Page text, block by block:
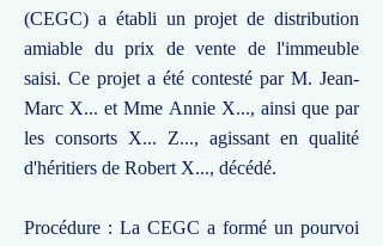
(CEGC) a établi un projet de distribution
amiable du prix de vente de l'immeuble
saisi. Ce projet a été contesté par M. Jean-
Marc X... et Mme Annie X..., ainsi que par
les consorts X... Z..., agissant en qualité
d'héritiers de Robert X..., décédé.
Procédure : La CEGC a formé un pourvoi